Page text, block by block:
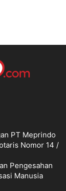
PT Meprindo
Nomor 14 /
Pengesahan
Manusia